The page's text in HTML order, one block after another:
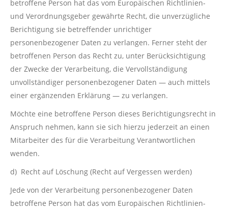
betroffene Person hat das vom Europäischen Richtlinien-
und Verordnungsgeber gewährte Recht, die unverzügliche
Berichtigung sie betreffender unrichtiger
personenbezogener Daten zu verlangen. Ferner steht der
betroffenen Person das Recht zu, unter Berücksichtigung
der Zwecke der Verarbeitung, die Vervollständigung
unvollständiger personenbezogener Daten — auch mittels
einer ergänzenden Erklärung — zu verlangen.
Möchte eine betroffene Person dieses Berichtigungsrecht in
Anspruch nehmen, kann sie sich hierzu jederzeit an einen
Mitarbeiter des für die Verarbeitung Verantwortlichen
wenden.
d) Recht auf Löschung (Recht auf Vergessen werden)
Jede von der Verarbeitung personenbezogener Daten
betroffene Person hat das vom Europäischen Richtlinien-